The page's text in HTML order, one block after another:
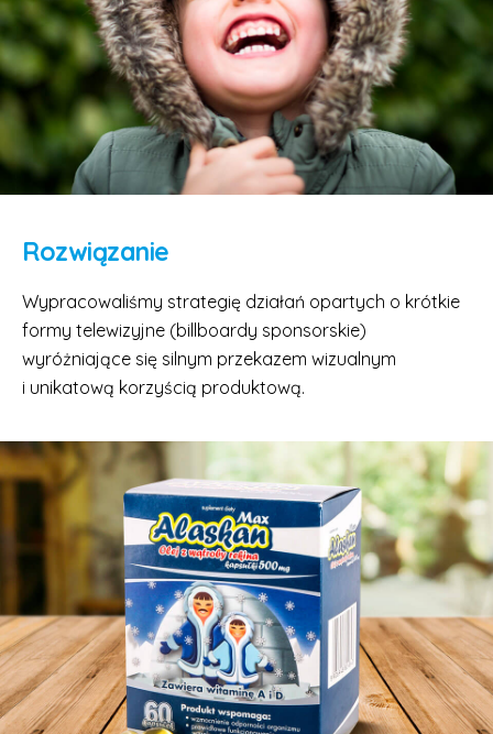
Rozwiązanie
Wypracowaliśmy strategię działań opartych o krótkie
formy telewizyjne (billboardy sponsorskie)
wyróżniające się silnym przekazem wizualnym
i unikatową korzyścią produktową.